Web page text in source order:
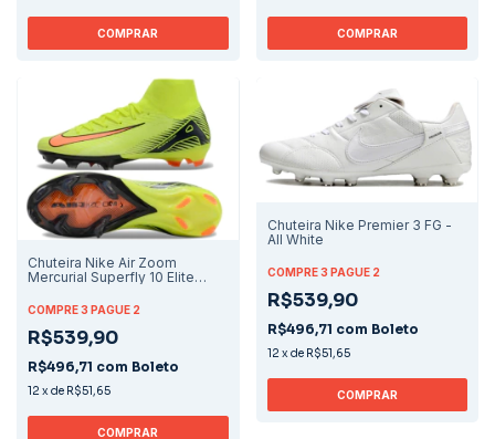
COMPRAR COMPRAR
Chuteira Nike Air Zoom
Mercurial Superfly 10 Elite
COMPRE 3 PAGUE 2
R$539,90
R$496,71 com Boleto
12 x de R$51,65
COMPRAR
Chuteira Nike Premier 3 FG -
All White
COMPRE 3 PAGUE 2
R$539,90
R$496,71 com Boleto
12 xde R$51,65
COMPRAR